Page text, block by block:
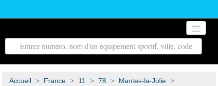
Accueil
Autour de moi
Accueil > France > 11 > 78 > Mantes-la-Jolie >